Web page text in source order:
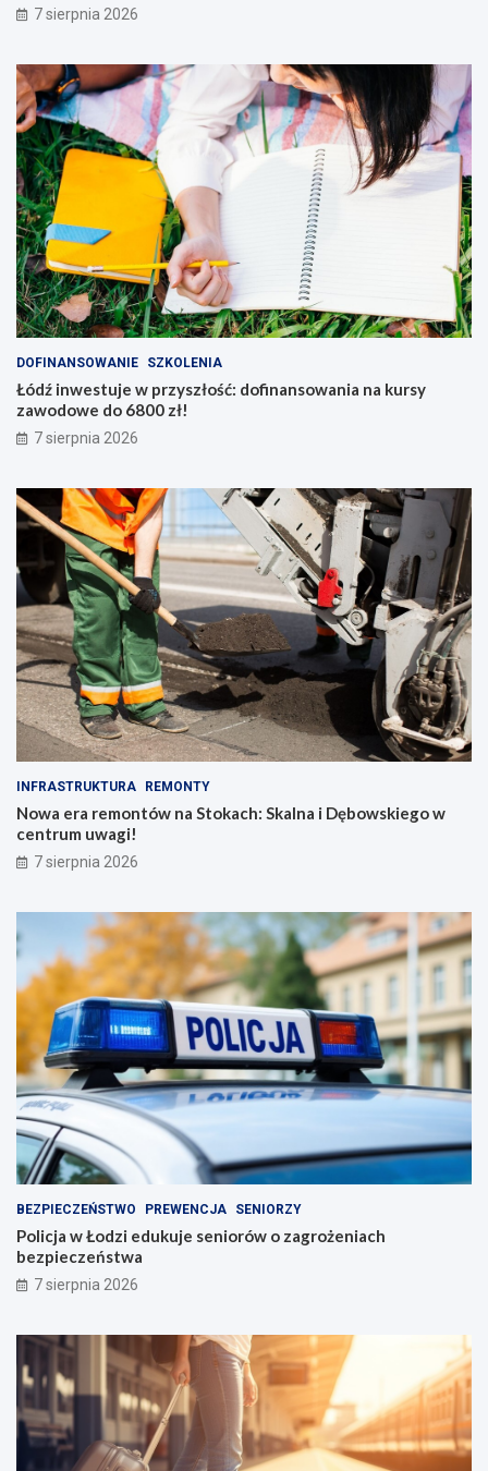
7 sierpnia 2026
DOFINANSOWANIE SZKOLENIA
Łódź inwestuje w przyszłość: dofinansowania na kursy
zawodowe do 6800 zł!
7 sierpnia 2026
INFRASTRUKTURA REMONTY
Nowa era remontów na Stokach: Skalna i Dębowskiego w
centrum uwagi!
7 sierpnia 2026
BEZPIECZEŃSTWO PREWENCJA SENIORZY
Policja w Łodzi edukuje seniorów o zagrożeniach
bezpieczeństwa
7 sierpnia 2026